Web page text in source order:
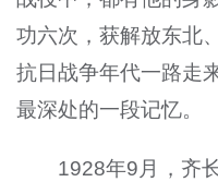
功六次，获解放东北
抗日战争年代一路走
最深处的一段记忆。
1928年9月，齐